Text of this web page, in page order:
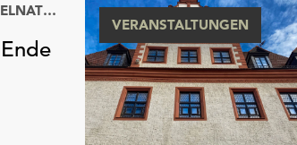
KULTURHISTORISCHES MUSEUM WURZEN MIT RINGELNATZ-SAMMLUNG
VERANSTALTUNGEN